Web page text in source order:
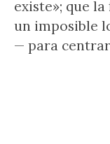
existe»; que
un imposible
— para